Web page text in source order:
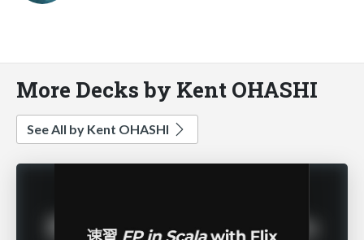
More Decks by Kent OHASHI
See All by Kent OHASHI